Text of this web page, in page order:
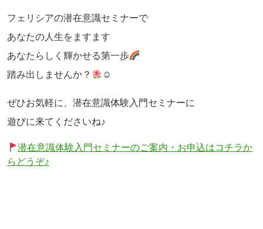
フェリシアの潜在意識セミナーで
あなたの人生をますます
あなたらしく輝かせる第一歩
踏み出しませんか？
☺
ぜひお気軽に、潜在意識体験入門セミナーに
遊びに来てくださいね♪
潜在意識体験入門セミナーのご案内・お申込はコチラか
らどうぞ♪